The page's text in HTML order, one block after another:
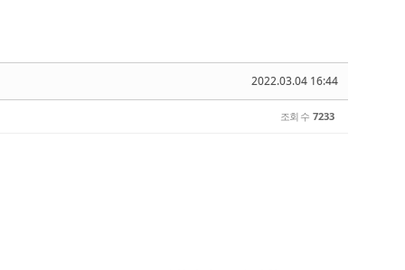
2022.03.04 16:44
조회 수 7233